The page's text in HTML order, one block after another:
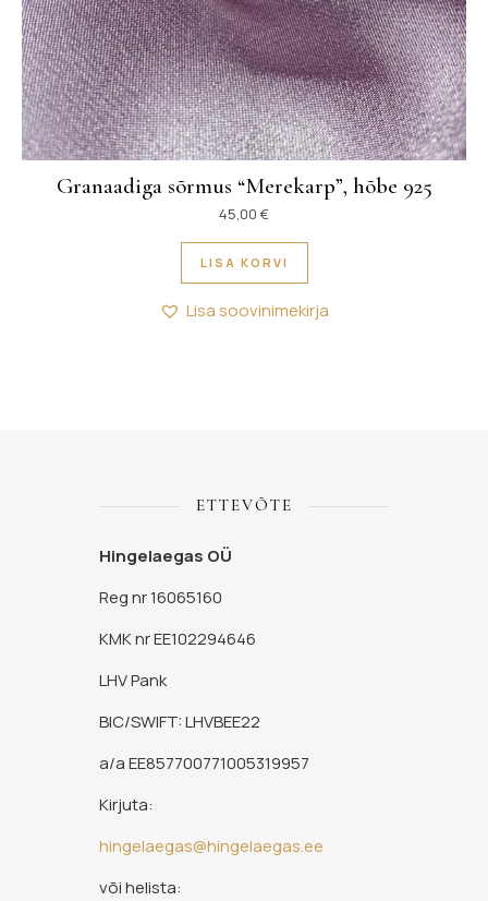
Granaadiga sõrmus “Merekarp”, hõbe 925
45,00 €
LISA KORVI
Lisa soovinimekirja
ETTEVÕTE
Hingelaegas OÜ
Reg nr 16065160
KMK nr EE102294646
LHV Pank
BIC/SWIFT: LHVBEE22
a/a EE857700771005319957
Kirjuta:
hingelaegas@hingelaegas.ee
või helista: